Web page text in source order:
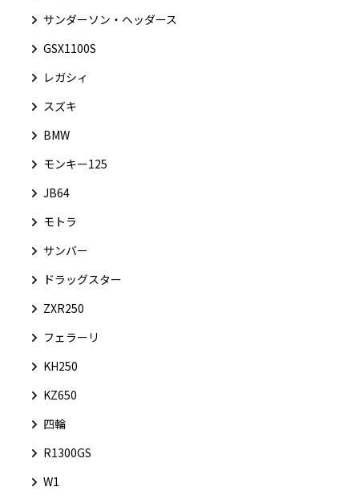
サンダーソン・ヘッダース
GSX1100S
レガシィ
スズキ
BMW
モンキー125
JB64
モトラ
サンバー
ドラッグスター
ZXR250
フェラーリ
KH250
KZ650
四輪
R1300GS
W1